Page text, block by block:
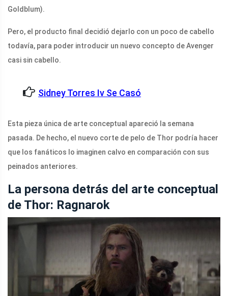
Goldblum).
Pero, el producto final decidió dejarlo con un poco de cabello
todavía, para poder introducir un nuevo concepto de Avenger
casi sin cabello.
Sidney Torres Iv Se Casó
Esta pieza única de arte conceptual apareció la semana
pasada. De hecho, el nuevo corte de pelo de Thor podría hacer
que los fanáticos lo imaginen calvo en comparación con sus
peinados anteriores.
La persona detrás del arte conceptual
de Thor: Ragnarok